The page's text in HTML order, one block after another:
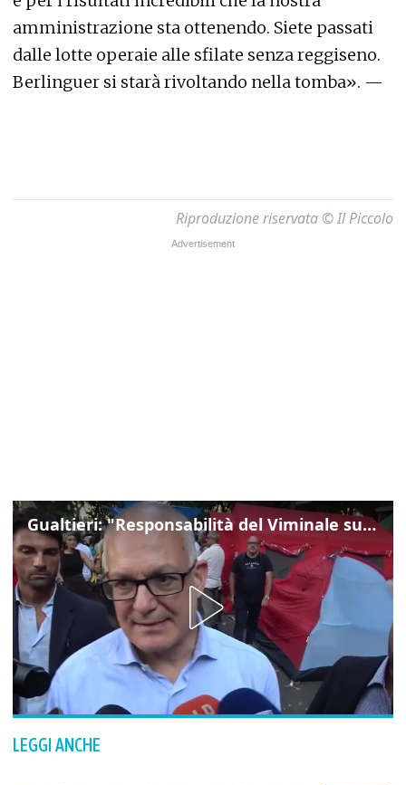
amministrazione sta ottenendo. Siete passati
dalle lotte operaie alle sfilate senza reggiseno.
Berlinguer si starà rivoltando nella tomba». —
Riproduzione riservata © Il Piccolo
Gualtieri: "Responsabilità del Viminale su Spin Time? La posizione dei partiti è nota"
LEGGI ANCHE